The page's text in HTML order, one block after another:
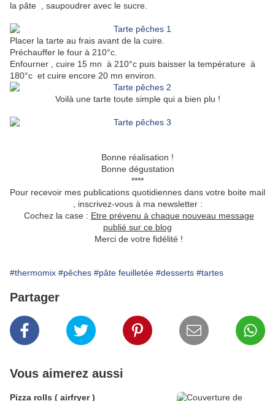
la pâte , saupoudrer avec le sucre.
Placer la tarte au frais avant de la cuire.
Préchauffer le four à 210°c.
Enfourner , cuire 15 mn à 210°c puis baisser la température à
180°c et cuire encore 20 mn environ.
Voilà une tarte toute simple qui a bien plu !
Bonne réalisation !
Bonne dégustation
****
Pour recevoir mes publications quotidiennes dans votre boite mail
, inscrivez-vous à ma newsletter :
Cochez la case : Etre prévenu à chaque nouveau message
publié sur ce blog
Merci de votre fidélité !
#thermomix #pêches #pâte feuilletée #desserts #tartes
Partager
Vous aimerez aussi
Pizza rolls ( airfryer )